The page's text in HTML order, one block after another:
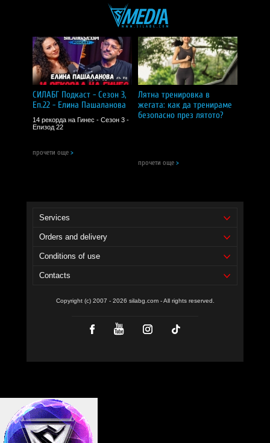
СИЛАБГ Подкаст - Сезон 3,
Еп.22 - Елина Пашаланова
14 рекорда на Гинес - Сезон 3 -
Епизод 22
прочети още >
Лятна тренировка в
жегата: как да тренираме
безопасно през лятото?
прочети още >
Services
Orders and delivery
Conditions of use
Contacts
Copyright (c) 2007 - 2026 silabg.com - All rights reserved.